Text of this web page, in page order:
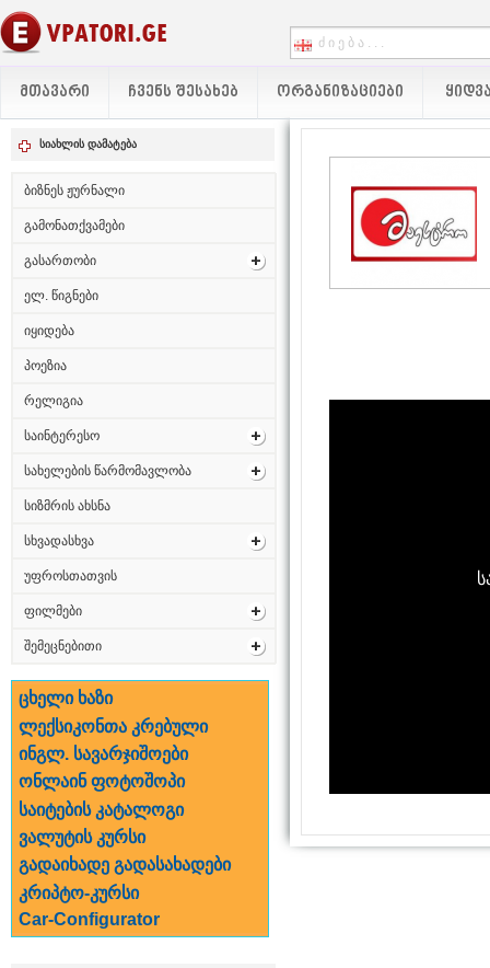
ᲛᲗᲐᲕᲐᲠᲘ ᲩᲕᲔᲜᲡ ᲨᲔᲡᲐᲮᲔᲑ ᲝᲠᲒᲐᲜᲘᲖᲐᲪᲘᲔᲑᲘ
სიახლის დამატება
ბიზნეს ჟურნალი
გამონათქვამები
გასართობი
ელ. წიგნები
იყიდება
პოეზია
რელიგია
საინტერესო
სახელების წარმომავლობა
სიზმრის ახსნა
სხვადასხვა
უფროსთათვის
ფილმები
შემეცნებითი
ცხელი ხაზი
ლექსიკონთა კრებული
ინგლ. სავარჯიშოები
ონლაინ ფოტოშოპი
საიტების კატალოგი
ვალუტის კურსი
გადაიხადე გადასახადები
კრიპტო-კურსი
Car-Configurator